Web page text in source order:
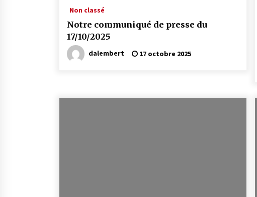
Non classé
Notre communiqué de presse du
17/10/2025
dalembert 17 octobre 2025